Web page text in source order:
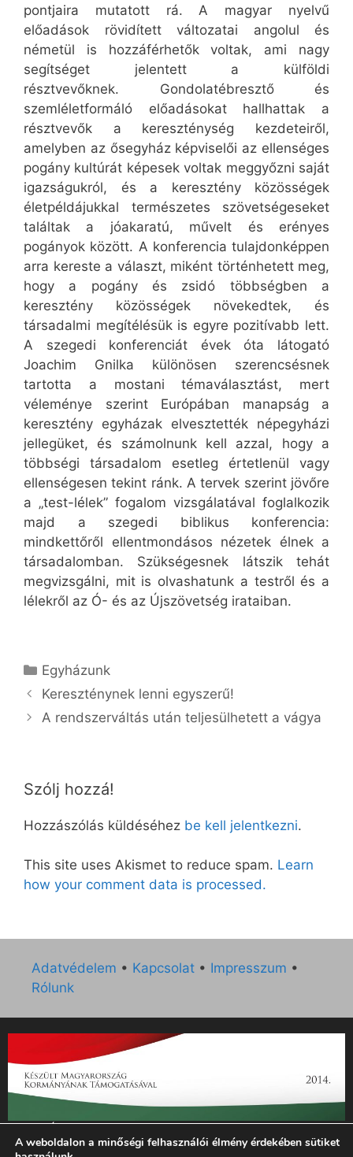
pontjaira mutatott rá. A magyar nyelvű
előadások rövidített változatai angolul és
németül is hozzáférhetők voltak, ami nagy
segítséget jelentett a külföldi
résztvevőknek. Gondolatébresztő és
szemléletformáló előadásokat hallhattak a
résztvevők a kereszténység kezdeteiről,
amelyben az ősegyház képviselői az ellenséges
pogány kultúrát képesek voltak meggyőzni saját
igazságukról, és a keresztény közösségek
életpéldájukkal természetes szövetségeseket
találtak a jóakaratú, művelt és erényes
pogányok között. A konferencia tulajdonképpen
arra kereste a választ, miként történhetett meg,
hogy a pogány és zsidó többségben a
keresztény közösségek növekedtek, és
társadalmi megítélésük is egyre pozitívabb lett.
A szegedi konferenciát évek óta látogató
Joachim Gnilka különösen szerencsésnek
tartotta a mostani témaválasztást, mert
véleménye szerint Európában manapság a
keresztény egyházak elvesztették népegyházi
jellegüket, és számolnunk kell azzal, hogy a
többségi társadalom esetleg értetlenül vagy
ellenségesen tekint ránk. A tervek szerint jövőre
a „test-lélek” fogalom vizsgálatával foglalkozik
majd a szegedi biblikus konferencia:
mindkettőről ellentmondásos nézetek élnek a
társadalomban. Szükségesnek látszik tehát
megvizsgálni, mit is olvashatunk a testről és a
lélekről az Ó- és az Újszövetség irataiban.
Kategória
Egyházunk
Kereszténynek lenni egyszerű!
A rendszerváltás után teljesülhetett a vágya
Szólj hozzá!
Hozzászólás küldéséhez be kell jelentkezni.
This site uses Akismet to reduce spam. Learn
how your comment data is processed.
Adatvédelem • Kapcsolat • Impresszum •
Rólunk
„Az Új Ember katolikus hetilap 2014. évi működésének
támogatását az EGYH-KCP-14-P-0121 sz. támogatási
A weboldalon a minőségi felhasználói élmény érdekében sütiket